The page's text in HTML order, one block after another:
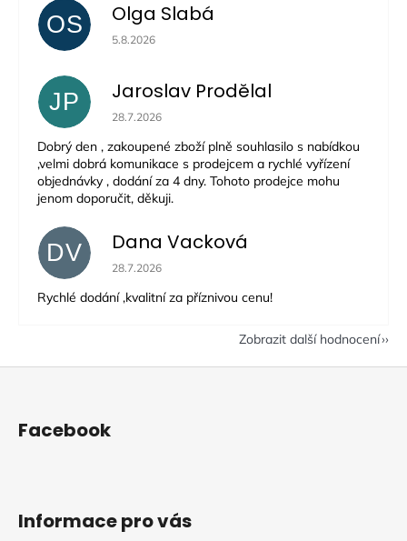
OS Olga Slabá
Hodnocení obchodu je 5 z 5 hvězdiček.
5.8.2026
JP Jaroslav Prodělal
Hodnocení obchodu je 5 z 5 hvězdiček.
28.7.2026
Dobrý den , zakoupené zboží plně souhlasilo s nabídkou
,velmi dobrá komunikace s prodejcem a rychlé vyřízení
objednávky , dodání za 4 dny. Tohoto prodejce mohu
jenom doporučit, děkuji.
DV Dana Vacková
Hodnocení obchodu je 5 z 5 hvězdiček.
28.7.2026
Rychlé dodání ,kvalitní za příznivou cenu!
Zobrazit další hodnocení
Z
Facebook
Informace pro vás